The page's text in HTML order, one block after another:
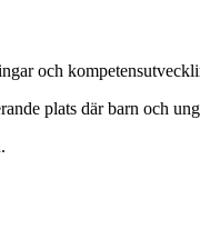
och
plats där barn och